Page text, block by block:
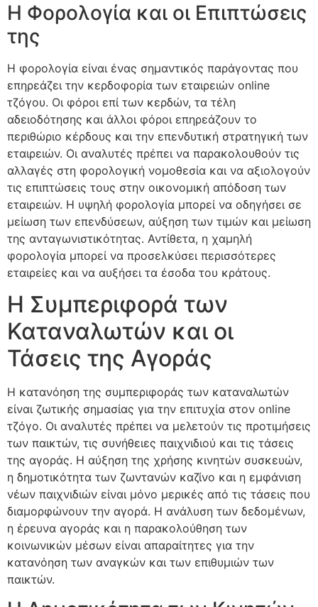
Η Φορολογία και οι Επιπτώσεις
της
Η φορολογία είναι ένας σημαντικός παράγοντας που
επηρεάζει την κερδοφορία των εταιρειών online
τζόγου. Οι φόροι επί των κερδών, τα τέλη
αδειοδότησης και άλλοι φόροι επηρεάζουν το
περιθώριο κέρδους και την επενδυτική στρατηγική των
εταιρειών. Οι αναλυτές πρέπει να παρακολουθούν τις
αλλαγές στη φορολογική νομοθεσία και να αξιολογούν
τις επιπτώσεις τους στην οικονομική απόδοση των
εταιρειών. Η υψηλή φορολογία μπορεί να οδηγήσει σε
μείωση των επενδύσεων, αύξηση των τιμών και μείωση
της ανταγωνιστικότητας. Αντίθετα, η χαμηλή
φορολογία μπορεί να προσελκύσει περισσότερες
εταιρείες και να αυξήσει τα έσοδα του κράτους.
Η Συμπεριφορά των
Καταναλωτών και οι
Τάσεις της Αγοράς
Η κατανόηση της συμπεριφοράς των καταναλωτών
είναι ζωτικής σημασίας για την επιτυχία στον online
τζόγο. Οι αναλυτές πρέπει να μελετούν τις προτιμήσεις
των παικτών, τις συνήθειες παιχνιδιού και τις τάσεις
της αγοράς. Η αύξηση της χρήσης κινητών συσκευών,
η δημοτικότητα των ζωντανών καζίνο και η εμφάνιση
νέων παιχνιδιών είναι μόνο μερικές από τις τάσεις που
διαμορφώνουν την αγορά. Η ανάλυση των δεδομένων,
η έρευνα αγοράς και η παρακολούθηση των
κοινωνικών μέσων είναι απαραίτητες για την
κατανόηση των αναγκών και των επιθυμιών των
παικτών.